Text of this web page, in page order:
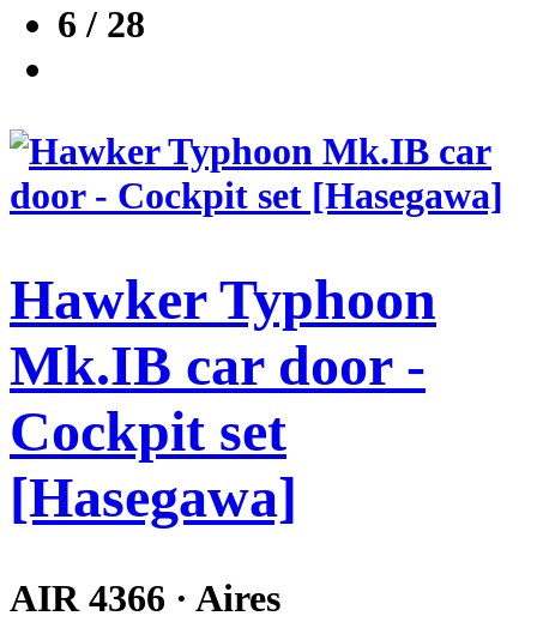
6 / 28
Hawker Typhoon
Mk.IB car door -
Cockpit set
[Hasegawa]
AIR 4366 · Aires